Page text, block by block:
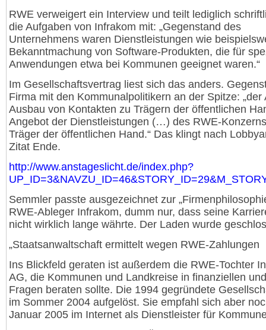
RWE verweigert ein Interview und teilt lediglich
die Aufgaben von Infrakom mit: „Gegenstand des
Unternehmens waren Dienstleistungen wie
Bekanntmachung von Software-Produkten, die für
Anwendungen etwa bei Kommunen geeignet waren.“
Im Gesellschaftsvertrag liest sich das anders.
Firma mit den Kommunalpolitikern an der Spitze: „der
Ausbau von Kontakten zu Trägern der öffentlichen
Angebot der Dienstleistungen (…) des RWE-
Träger der öffentlichen Hand.“ Das klingt nach
Zitat Ende.
http://www.anstageslicht.de/index.php?
Semmler passte ausgezeichnet zur
RWE-Ableger Infrakom, dumm nur, dass seine
nicht wirklich lange währte. Der Laden wurde
„Staatsanwaltschaft ermittelt wegen RWE-Zahlungen
Ins Blickfeld geraten ist außerdem die RWE-Tochter
AG, die Kommunen und Landkreise in finanziellen
Fragen beraten sollte. Die 1994 gegründete
im Sommer 2004 aufgelöst. Sie empfahl sich aber
Januar 2005 im Internet als Dienstleister für